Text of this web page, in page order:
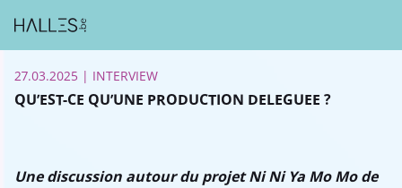
27.03.2025 | INTERVIEW
QU’EST-CE QU’UNE PRODUCTION DELEGUEE ?
Une discussion autour du projet Ni Ni Ya Mo Mo de